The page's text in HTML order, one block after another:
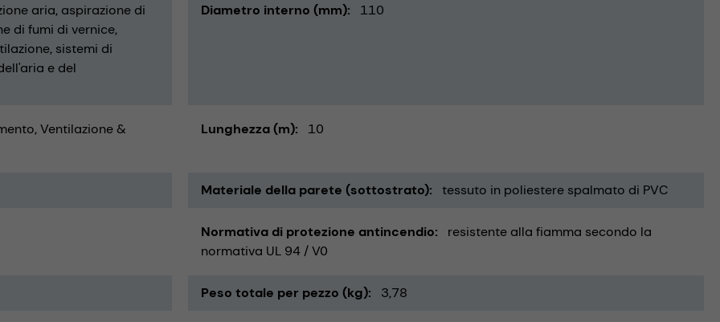
aria aspirazione di
di fumi di vernice
sistemi di
e del
Diametro interno (mm) 110
Ventilazione &
Lunghezza (m) 10
Materiale della parete (sottostrato) tessuto in poliestere spalmato di PVC
Normativa di protezione antincendio
resistente alla fiamma secondo la
normativa UL 94 / V0
Peso totale per pezzo (kg) 3,78